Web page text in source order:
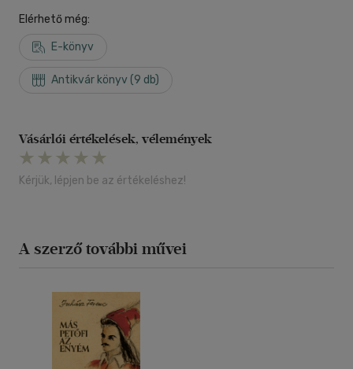
Elérhető még:
E-könyv
Antikvár könyv (9 db)
Vásárlói értékelések, vélemények
Kérjük, lépjen be az értékeléshez!
A szerző további művei